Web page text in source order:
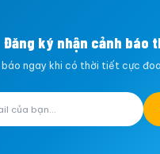
Đăng ký nhận cảnh báo
báo ngay khi có thời tiết cực